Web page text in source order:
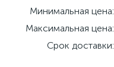
Минимальная цена:
Максимальная цена:
Срок доставки: